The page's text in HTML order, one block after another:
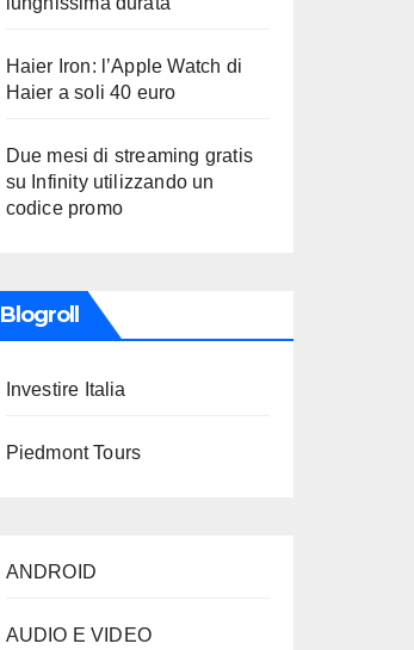
Haier Iron: l’Apple Watch di
Haier a soli 40 euro
Due mesi di streaming gratis
su Infinity utilizzando un
codice promo
Blogroll
Investire Italia
Piedmont Tours
ANDROID
AUDIO E VIDEO